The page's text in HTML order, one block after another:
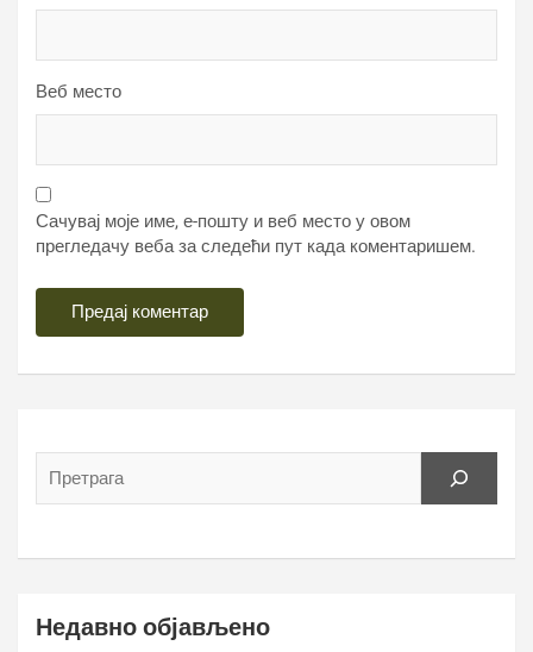
Веб место
Сачувај моје име, е-пошту и веб место у овом
прегледачу веба за следећи пут када коментаришем.
Недавно објављено